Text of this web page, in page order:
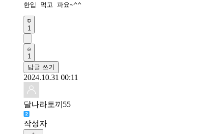
한입 먹고 파요~^^
1
1
답글 쓰기
2024.10.31 00:11
달나라토끼55
작성자